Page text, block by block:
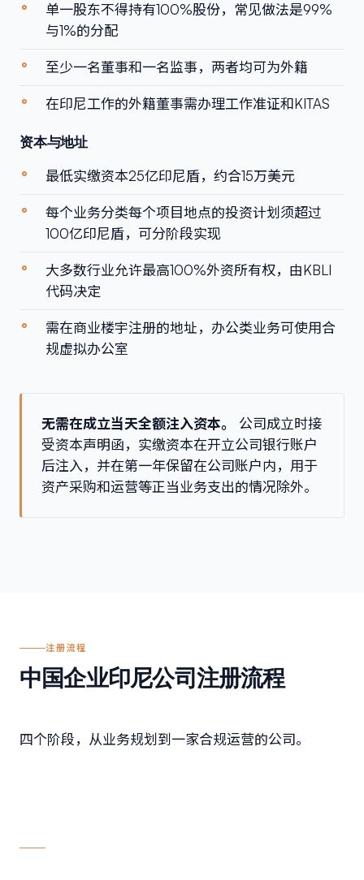
单一股东不得持有100%股份，常见做法是99%
与1%的分配
至少一名董事和一名监事，两者均可为外籍
在印尼工作的外籍董事需办理工作准证和KITAS
资本与地址
最低实缴资本25亿印尼盾，约合15万美元
每个业务分类每个项目地点的投资计划须超过
100亿印尼盾，可分阶段实现
大多数行业允许最高100%外资所有权，由KBLI
代码决定
需在商业楼宇注册的地址，办公类业务可使用合
规虚拟办公室
无需在成立当天全额注入资本。
公司成立时接
受资本声明函，实缴资本在开立公司银行账户
后注入，并在第一年保留在公司账户内，用于
资产采购和运营等正当业务支出的情况除外。
注册流程
中国企业印尼公司注册流程
四个阶段，从业务规划到一家合规运营的公司。